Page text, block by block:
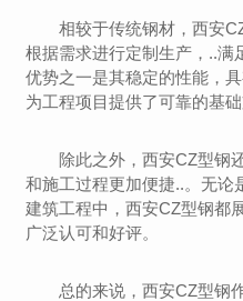
相较于传统钢材，西安
根据需求进行定制生产，..满
优势之一是其稳定的性能，
为工程项目提供了可靠的基础
除此之外，西安CZ型钢
和施工过程更加便捷..。无论
建筑工程中，西安CZ型钢都
广泛认可和好评。
总的来说，西安CZ型钢